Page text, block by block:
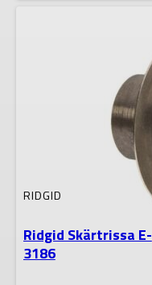
RIDGID
Ridgid Skärtrissa E-
3186